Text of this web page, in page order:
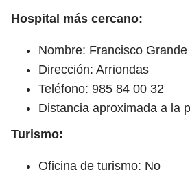
Hospital más cercano:
Nombre: Francisco Grande
Dirección: Arriondas
Teléfono: 985 84 00 32
Distancia aproximada a la
Turismo:
Oficina de turismo: No